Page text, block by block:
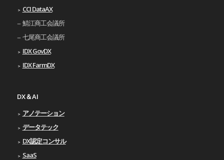
CCI DataAX
鯖江商工会議所
七尾商工会議所
IDX GovDX
IDX FarmDX
DX＆AI
アノテーション
データテック
DX認定コンサル
SaaS